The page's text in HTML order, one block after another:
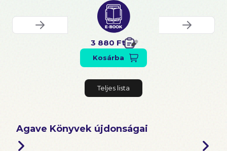
3 880 Ft
Kosárba
Teljes lista
Agave Könyvek újdonságai